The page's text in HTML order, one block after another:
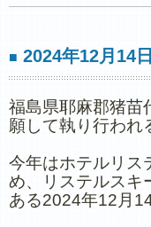
■ 2024年12月14
福島県耶麻郡猪苗
願して執り行われ
今年はホテルリス
め、リステルスキ
ある2024年12月